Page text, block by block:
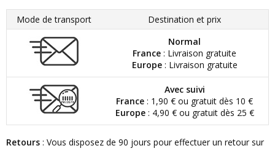
Mode de transport
Destination et prix
Normal
France : Livraison gratuite
Europe: Livraison gratuite
Avec suivi
France : 1,90 € ou gratuit dès 10 €
Europe: 4,90 € ou gratuit dès 25 €
Retours : Vous disposez de 90 jours pour effectuer un retour sur